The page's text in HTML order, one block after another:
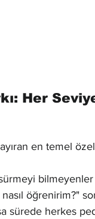
Her
en temel
öğrenirim?"
sürede herkes